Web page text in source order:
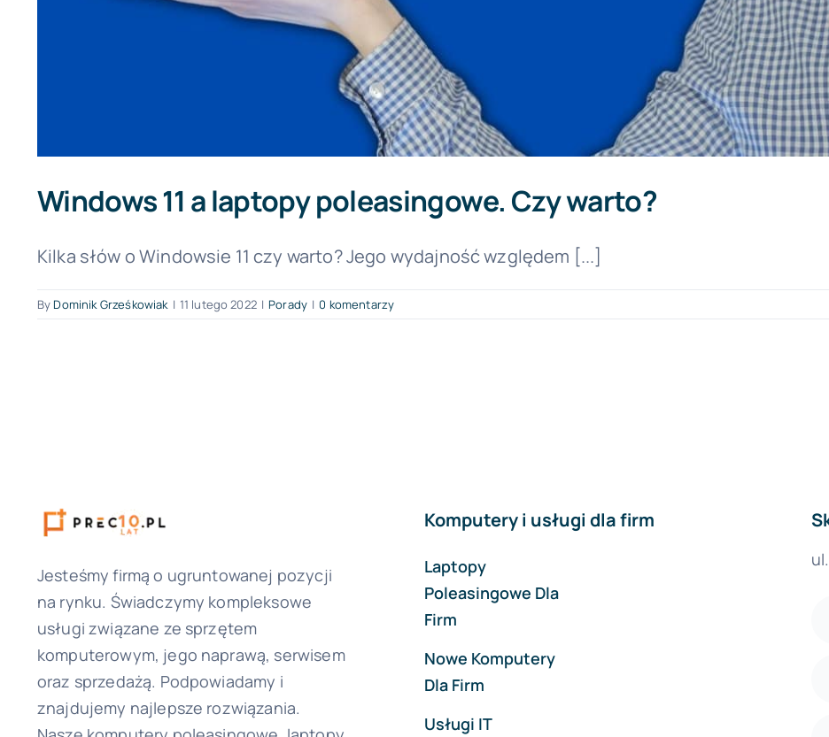
Windows 11 a laptopy poleasingowe. Czy warto?
Kilka słów o Windowsie 11 czy warto? Jego wydajność względem [...]
ByDominik Grześkowiak | 11 lutego 2022 | Porady | 0 komentarzy
Jesteśmy firmą o ugruntowanej pozycji
na rynku. Świadczymy kompleksowe
usługi związane ze sprzętem
komputerowym, jego naprawą, serwisem
oraz sprzedażą. Podpowiadamy i
znajdujemy najlepsze rozwiązania.
Komputery i usługi dla firm
Laptopy
Poleasingowe Dla
Firm
Nowe Komputery
Dla Firm
Usługi IT